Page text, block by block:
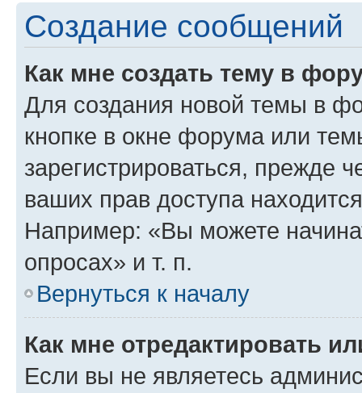
Создание сообщений
Как мне создать тему в
Для создания новой темы в
кнопке в окне форума или
зарегистрироваться, прежде
ваших прав доступа
Например: «Вы можете
опросах» и т. п.
Вернуться к началу
Как мне отредактировать
Если вы не являетесь